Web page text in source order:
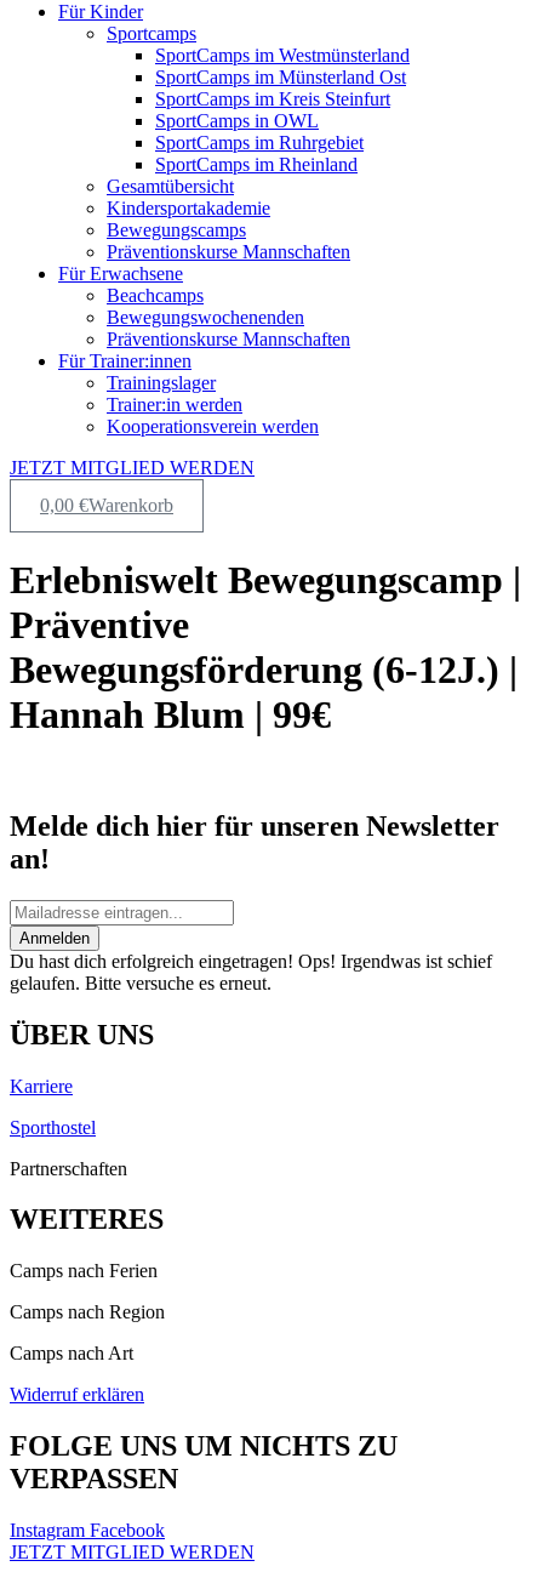
Für Kinder
Sportcamps
SportCamps im Westmünsterland
SportCamps im Münsterland Ost
SportCamps im Kreis Steinfurt
SportCamps in OWL
SportCamps im Ruhrgebiet
SportCamps im Rheinland
Gesamtübersicht
Kindersportakademie
Bewegungscamps
Präventionskurse Mannschaften
Für Erwachsene
Beachcamps
Bewegungswochenenden
Präventionskurse Mannschaften
Für Trainer:innen
Trainingslager
Trainer:in werden
Kooperationsverein werden
JETZT MITGLIED WERDEN
0,00 €Warenkorb
Erlebniswelt Bewegungscamp |
Präventive
Bewegungsförderung (6-12J.) |
Hannah Blum | 99€
Melde dich hier für unseren Newsletter
an!
Anmelden
Du hast dich erfolgreich eingetragen! Ops! Irgendwas ist schief
gelaufen. Bitte versuche es erneut.
ÜBER UNS
Karriere
Sporthostel
Partnerschaften
WEITERES
Camps nach Ferien
Camps nach Region
Camps nach Art
Widerruf erklären
FOLGE UNS UM NICHTS ZU
VERPASSEN
Instagram Facebook
JETZT MITGLIED WERDEN